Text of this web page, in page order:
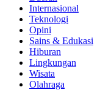
Internasional
Teknologi
Opini
Sains & Edukasi
Hiburan
Lingkungan
Wisata
Olahraga